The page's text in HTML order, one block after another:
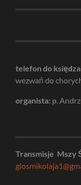
telefon do
wezwań do
organista: p.
Transmisje Mszy